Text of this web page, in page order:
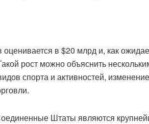
в $20 млрд и, как
рост можно объяснить
спорта и активностей,
Штаты являются